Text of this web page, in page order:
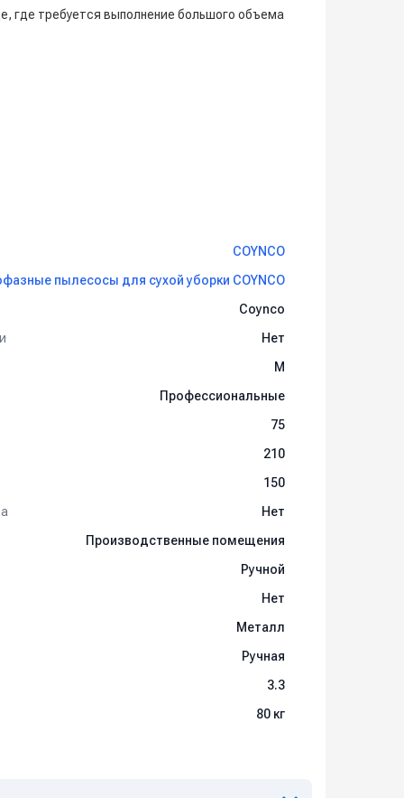
где требуется выполнение большого объема
COYNCO
пылесосы для сухой уборки COYNCO
Coynco
Нет
M
Профессиональные
75
210
150
Нет
Производственные помещения
Ручной
Нет
Металл
Ручная
3.3
80 кг